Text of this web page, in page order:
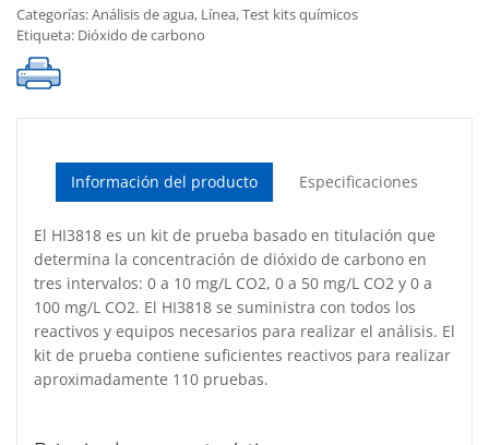
Categorías:Análisis de agua, Línea,Test kits químicos
Etiqueta: Dióxido de carbono
Información del producto Especificaciones
El HI3818 es un kit de prueba basado en titulación que
determina la concentración de dióxido de carbono en
tres intervalos: 0 a 10 mg/L CO2, 0 a 50 mg/L CO2 y 0 a
100 mg/L CO2. El HI3818 se suministra con todos los
reactivos y equipos necesarios para realizar el análisis. El
kit de prueba contiene suficientes reactivos para realizar
aproximadamente 110 pruebas.